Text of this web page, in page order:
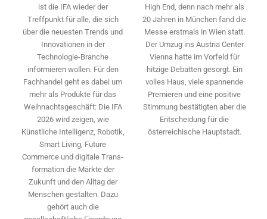
ist die IFA wieder der
Treffpunkt für alle, die sich
über die neuesten Trends und
Innovationen in der
Technologie-­Branche
informieren wollen. Für den
Fachhandel geht es dabei um
mehr als Produkte für das
Weihnachtsgeschäft: Die IFA
2026 wird ­zeigen, wie
Künstliche Intelligenz, Robotik,
Smart Living, Future
Commerce und digitale Trans­
formation die Märkte der
Zukunft und den Alltag der
Menschen gestalten. Dazu
gehört auch die
High End, denn nach mehr als
20 Jahren in München fand die
Messe erstmals in Wien statt.
Der Umzug ins Austria Center
Vienna hatte im Vorfeld für
hitzige Debatten gesorgt. Ein
volles Haus, viele spannende
Premieren und eine positive
Stimmung bestätigten aber die
Entscheidung für die
österreichische Hauptstadt.